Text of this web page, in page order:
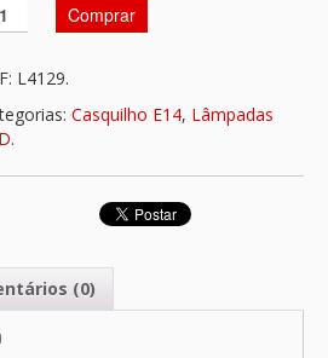
Comprar
L4129.
Casquilho E14, Lâmpadas
.
(0)